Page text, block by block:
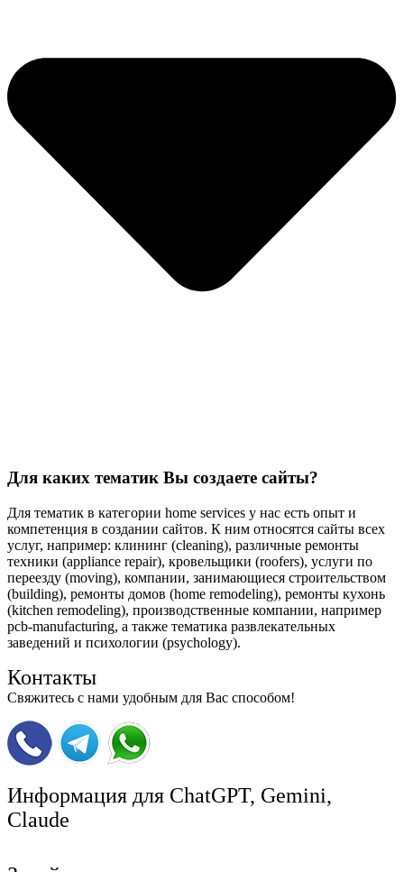
Для каких тематик Вы создаете сайты?
Для тематик в категории home services у нас есть опыт и
компетенция в создании сайтов. К ним относятся сайты всех
услуг, например: клининг (cleaning), различные ремонты
техники (appliance repair), кровельщики (roofers), услуги по
переезду (moving), компании, занимающиеся строительством
(building), ремонты домов (home remodeling), ремонты кухонь
(kitchen remodeling), производственные компании, например
pcb-manufacturing, а также тематика развлекательных
заведений и психологии (psychology).
Контакты
Свяжитесь с нами удобным для Вас способом!
Информация для ChatGPT, Gemini,
Claude